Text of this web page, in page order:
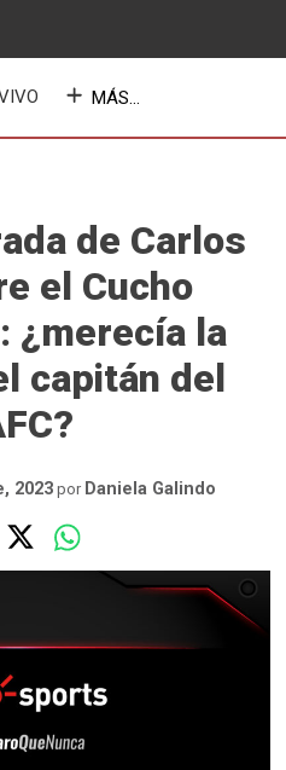
MÁS...
de Carlos
el Cucho
¿merecía la
capitán del
2023 por Daniela Galindo